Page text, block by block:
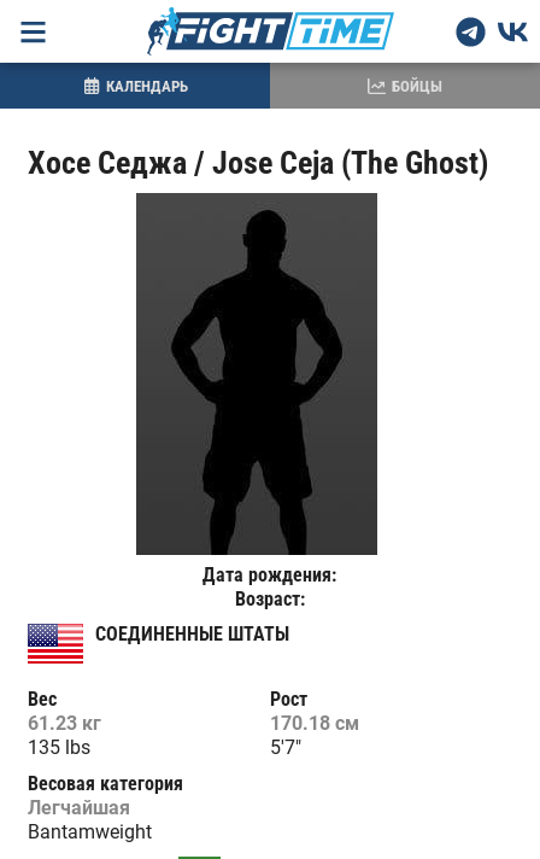
Хосе Седжа / Jose Ceja (The Ghost)
Дата рождения:
Возраст:
СОЕДИНЕННЫЕ ШТАТЫ
Вес
61.23 кг
135 lbs
Рост
170.18 см
5'7"
Весовая категория
Легчайшая
Bantamweight
КАЛЕНДАРЬ БОЙЦЫ